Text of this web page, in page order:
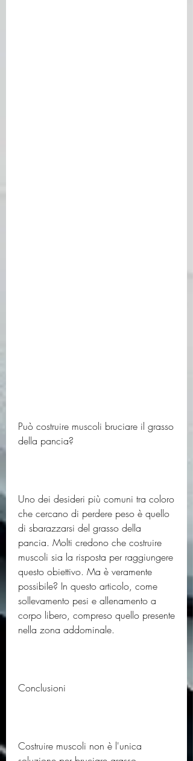
Può costruire muscoli bruciare il grasso
della pancia?
Uno dei desideri più comuni tra coloro
che cercano di perdere peso è quello
di sbarazzarsi del grasso della
pancia. Molti credono che costruire
muscoli sia la risposta per raggiungere
questo obiettivo. Ma è veramente
possibile? In questo articolo, come
sollevamento pesi e allenamento a
corpo libero, compreso quello presente
nella zona addominale.
Conclusioni
Costruire muscoli non è l'unica